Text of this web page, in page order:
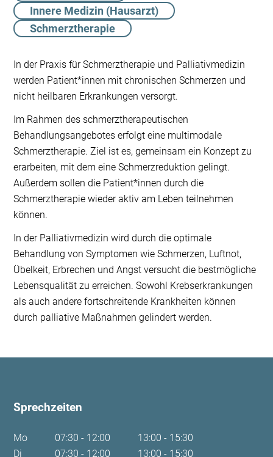
Innere Medizin (Hausarzt)
Schmerztherapie
In der Praxis für Schmerztherapie und Palliativmedizin
werden Patient*innen mit chronischen Schmerzen und
nicht heilbaren Erkrankungen versorgt.
Im Rahmen des schmerztherapeutischen
Behandlungsangebotes erfolgt eine multimodale
Schmerztherapie. Ziel ist es, gemeinsam ein Konzept zu
erarbeiten, mit dem eine Schmerzreduktion gelingt.
Außerdem sollen die Patient*innen durch die
Schmerztherapie wieder aktiv am Leben teilnehmen
können.
In der Palliativmedizin wird durch die optimale
Behandlung von Symptomen wie Schmerzen, Luftnot,
Übelkeit, Erbrechen und Angst versucht die bestmögliche
Lebensqualität zu erreichen. Sowohl Krebserkrankungen
als auch andere fortschreitende Krankheiten können
durch palliative Maßnahmen gelindert werden.
Sprechzeiten
Mo 07:30 - 12:00
13:00 - 15:30
Di
07:30 - 12:00 13:00 - 15:30